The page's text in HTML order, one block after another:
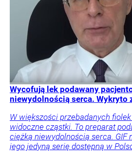
Wycofują lek podawany
niewydolnością serca. Wykryto
W większości przebadanych
widoczne cząstki. To preparat
ciężką niewydolnością serca. GIF
jego jedyną serię dostępną w